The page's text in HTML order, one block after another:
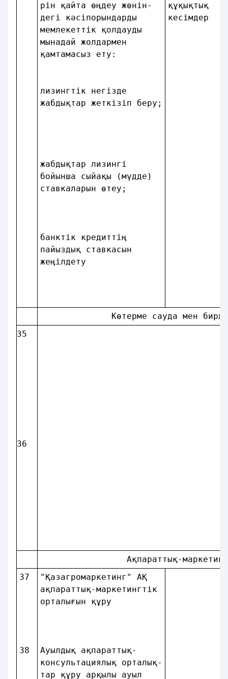
рiн қайта өңдеу жөнiн-
дегi кәсiпорындарды
мемлекеттік қолдауды
мынадай жолдармен
қамтамасыз ету:
лизингтiк негiзде
жабдықтар жеткiзiп беру;
жабдықтар лизингi
бойынша сыйақы (мүдде)
ставкаларын өтеу;
банктiк кредиттiң
пайыздық ставкасын
жеңiлдету
Көтерме сауда мен
35
36
Ақпараттық-
37
38
"Қазагромаркетинг" АҚ
ақпараттық-маркетингтiк
орталығын құру
Ауылдық ақпараттық-
консультациялық орталық-
тар құру арқылы ауыл